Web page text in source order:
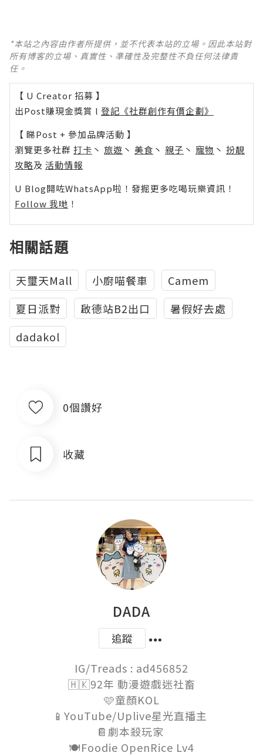
*本站之內容由作者所提供，並不代表本站的立場。因此本站對
所有博客的立場、真實性、準確性及完整性不負任何法律責
任。
【 U Creator 招募 】
出Post賺現金獎賞 l 登記《社群創作有價企劃》
【 睇Post + 參加品牌活動 】
瀏覽更多社群 打卡 丶 旅遊 丶 美食 丶 親子 丶 寵物 丶 扮靚
攻略及 活動情報
U Blog開咗WhatsApp啦！發掘更多吃喝玩樂資訊！
Follow 我哋 ！
相關話題
天璽天Mall 小廚喵餐車
Camem
夏日派對
啟德站B2出口
暑假好去處
dadakol
0個讚好
收藏
DADA
追蹤
IG/Treads : ad456852
🇭🇰92年 動漫遊戲迷社畜
🩷童顏KOL
📱YouTube/Uplive星光直播主
📔劇本殺玩家
🍽️Foodie OpenRice Lv4